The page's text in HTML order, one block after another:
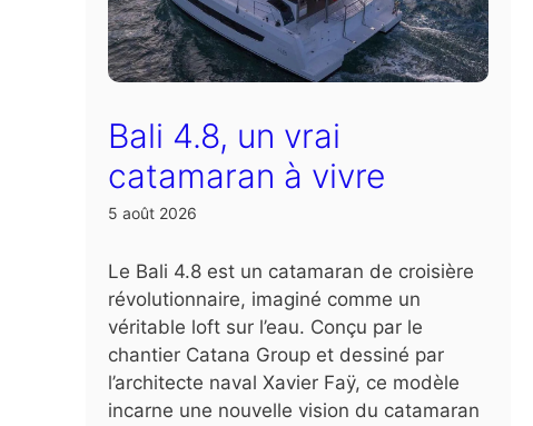
Bali 4.8, un vrai
catamaran à vivre
5 août 2026
Le Bali 4.8 est un catamaran de croisière
révolutionnaire, imaginé comme un
véritable loft sur l’eau. Conçu par le
chantier Catana Group et dessiné par
l’architecte naval Xavier Faÿ, ce modèle
incarne une nouvelle vision du catamaran